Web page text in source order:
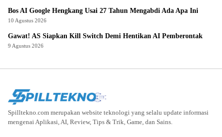
Bos AI Google Hengkang Usai 27 Tahun Mengabdi Ada Apa Ini
10 Agustus 2026
Gawat! AS Siapkan Kill Switch Demi Hentikan AI Pemberontak
9 Agustus 2026
Spilltekno.com merupakan website teknologi yang selalu update informasi
mengenai Aplikasi, AI, Review, Tips & Trik, Game, dan Sains.